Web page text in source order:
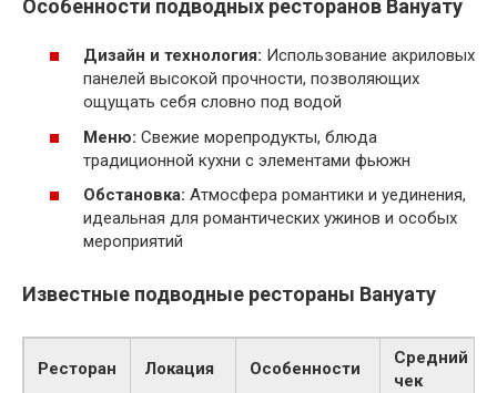
Особенности подводных ресторанов Вануату
Дизайн и технология: Использование акриловых
панелей высокой прочности, позволяющих
ощущать себя словно под водой
Меню: Свежие морепродукты, блюда
традиционной кухни с элементами фьюжн
Обстановка: Атмосфера романтики и уединения,
идеальная для романтических ужинов и особых
мероприятий
Известные подводные рестораны Вануату
Ресторан Локация Особенности
Средний
чек